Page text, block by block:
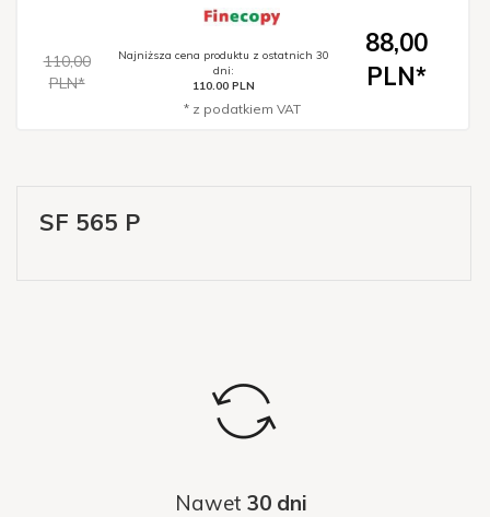
110,00
PLN*
Najniższa cena produktu z ostatnich 30
dni:
110.00 PLN
88,00
PLN*
* z podatkiem VAT
SF 565 P
Nawet 30 dni